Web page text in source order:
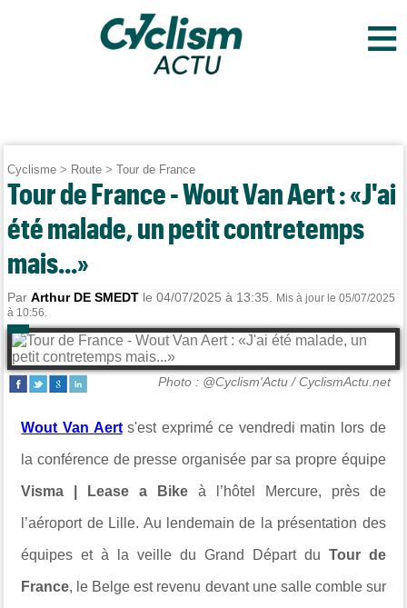
≡
Cyclisme > Route >Tour de France
Tour de France - Wout Van Aert : «J'ai
été malade, un petit contretemps
mais...»
ParArthur DE SMEDT le 04/07/2025 à 13:35.
Mis à jour le 05/07/2025
à 10:56.
Photo : @Cyclism'Actu / CyclismActu.net
Wout Van Aerts'est exprimé ce vendredi matin lors de
la conférence de presse organisée par sa propre équipe
Visma | Lease a Bike à l’hôtel Mercure, près de
l’aéroport de Lille. Au lendemain de la présentation des
équipes et à la veille du Grand Départ du Tour de
France, le Belge est revenu devant une salle comble sur